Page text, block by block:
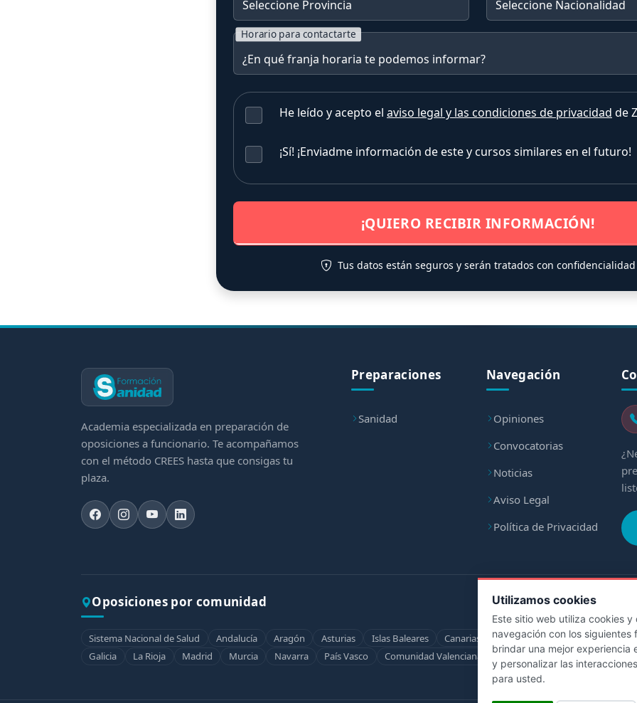
Utilizamos cookies
Este sitio web utiliza cookies
navegación con los siguientes
brindar una mejor experiencia
y personalizar las
para usted.
Horario para contactarte
He leído y acepto el aviso legal y las condiciones de privacidad de
¡Sí! ¡Enviadme información de este y cursos similares en el futuro!
¡QUIERO RECIBIR INFORMACIÓN!
Tus datos están seguros y serán tratados con confidencialidad
Academia especializada en preparación de
oposiciones a funcionario. Te acompañamos
con el método CREES hasta que consigas tu
plaza.
Preparaciones
Sanidad
Navegación
Opiniones
Convocatorias
Noticias
Aviso Legal
Política de Privacidad
Oposiciones por comunidad
Sistema Nacional de Salud Andalucía Aragón Asturias Islas Baleares Canarias Cantabria Castilla-La Mancha
Galicia
La Rioja Madrid Murcia Navarra País Vasco Comunidad Valenciana Ceuta Melilla Servicio